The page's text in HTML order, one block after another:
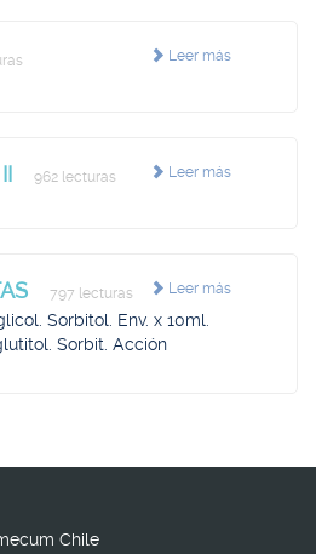
Leer más
Leer más
962 lecturas
Leer más
797 lecturas
Sorbitol. Env. x 10ml.
Sorbit. Acción
Chile